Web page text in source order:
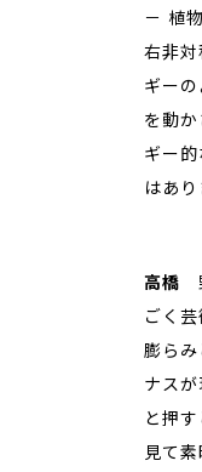
－ 植
右非
ギー
を動
ギー
はあ
高橋
ごく
膨ら
ナス
と押
見て